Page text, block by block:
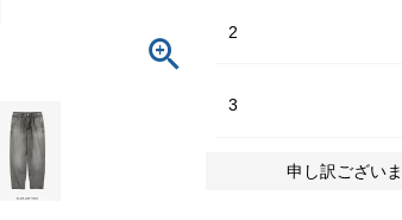
2
3
申し訳ござい